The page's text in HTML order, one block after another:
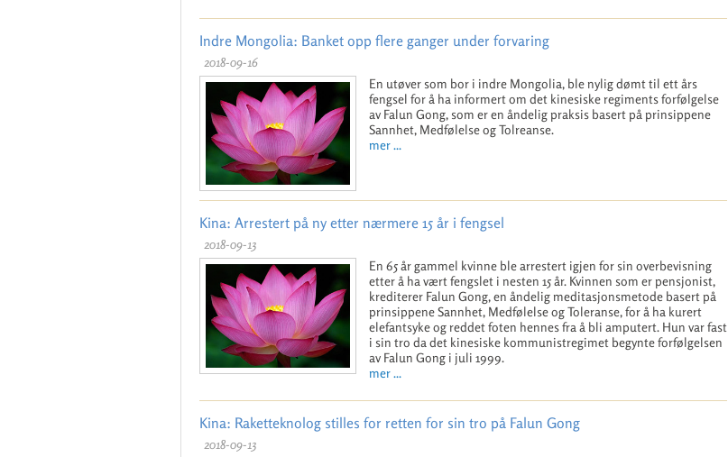
Indre Mongolia: Banket opp flere ganger under forvaring
2018-09-16
En utøver som bor i indre Mongolia, ble nylig dømt til ett års
fengsel for å ha informert om det kinesiske regiments forfølgelse
av Falun Gong, som er en åndelig praksis basert på prinsippene
Sannhet, Medfølelse og Tolreanse.
mer ...
Kina: Arrestert på ny etter nærmere 15 år i fengsel
2018-09-13
En 65 år gammel kvinne ble arrestert igjen for sin overbevisning
etter å ha vært fengslet i nesten 15 år. Kvinnen som er pensjonist,
krediterer Falun Gong, en åndelig meditasjonsmetode basert på
prinsippene Sannhet, Medfølelse og Toleranse, for å ha kurert
elefantsyke og reddet foten hennes fra å bli amputert. Hun var fast
i sin tro da det kinesiske kommunistregimet begynte forfølgelsen
av Falun Gong i juli 1999.
mer ...
Kina: Raketteknolog stilles for retten for sin tro på Falun Gong
2018-09-13